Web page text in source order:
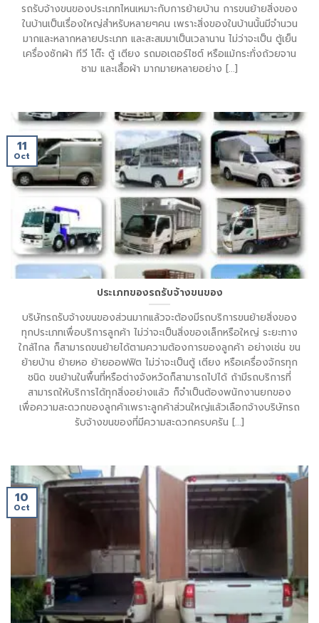
รถรับจ้างขนของประเภทไหนเหมาะกับการย้ายบ้าน การขนย้ายสิ่งของ
ในบ้านเป็นเรื่องใหญ่สำหรับหลายๆคน เพราะสิ่งของในบ้านนั้นมีจำนวน
มากและหลากหลายประเภท และสะสมมาเป็นเวลานาน ไม่ว่าจะเป็น ตู้เย็น
เครื่องซักผ้า ทีวี โต๊ะ ตู้ เตียง รถมอเตอร์ไซต์ หรือแม้กระทั่งถ้วยจาน
ชาม และเสื้อผ้า มากมายหลายอย่าง [...]
ประเภทของรถรับจ้างขนของ
บริษัทรถรับจ้างขนของส่วนมากแล้วจะต้องมีรถบริการขนย้ายสิ่งของ
ทุกประเภทเพื่อบริการลูกค้า ไม่ว่าจะเป็นสิ่งของเล็กหรือใหญ่ ระยะทาง
ใกล้ไกล ก็สามารถขนย้ายได้ตามความต้องการของลูกค้า อย่างเช่น ขน
ย้ายบ้าน ย้ายหอ ย้ายออฟฟิต ไม่ว่าจะเป็นตู้ เตียง หรือเครื่องจักรทุก
ชนิด ขนย้านในพื้นที่หรือต่างจังหวัดก็สามารถไปได้ ถ้ามีรถบริการที่
สามารถให้บริการได้ทุกสิ่งอย่างแล้ว ก็จำเป็นต้องพนักงานยกของ
เพื่อความสะดวกของลูกค้าเพราะลูกค้าส่วนใหญ่แล้วเลือกจ้างบริษัทรถ
รับจ้างขนของที่มีความสะดวกครบครัน [...]
11
Oct
10
Oct